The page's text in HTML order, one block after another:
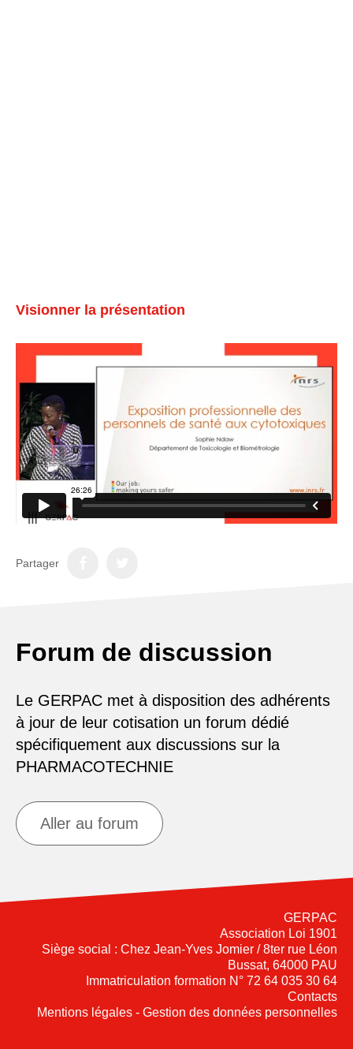
Visionner la présentation
Partager
Forum de discussion
Le GERPAC met à disposition des adhérents
à jour de leur cotisation un forum dédié
spécifiquement aux discussions sur la
PHARMACOTECHNIE
Aller au forum
GERPAC
Association Loi 1901
Siège social : Chez Jean-Yves Jomier / 8ter rue Léon
Bussat, 64000 PAU
Immatriculation formation N° 72 64 035 30 64
Contacts
Mentions légales - Gestion des données personnelles